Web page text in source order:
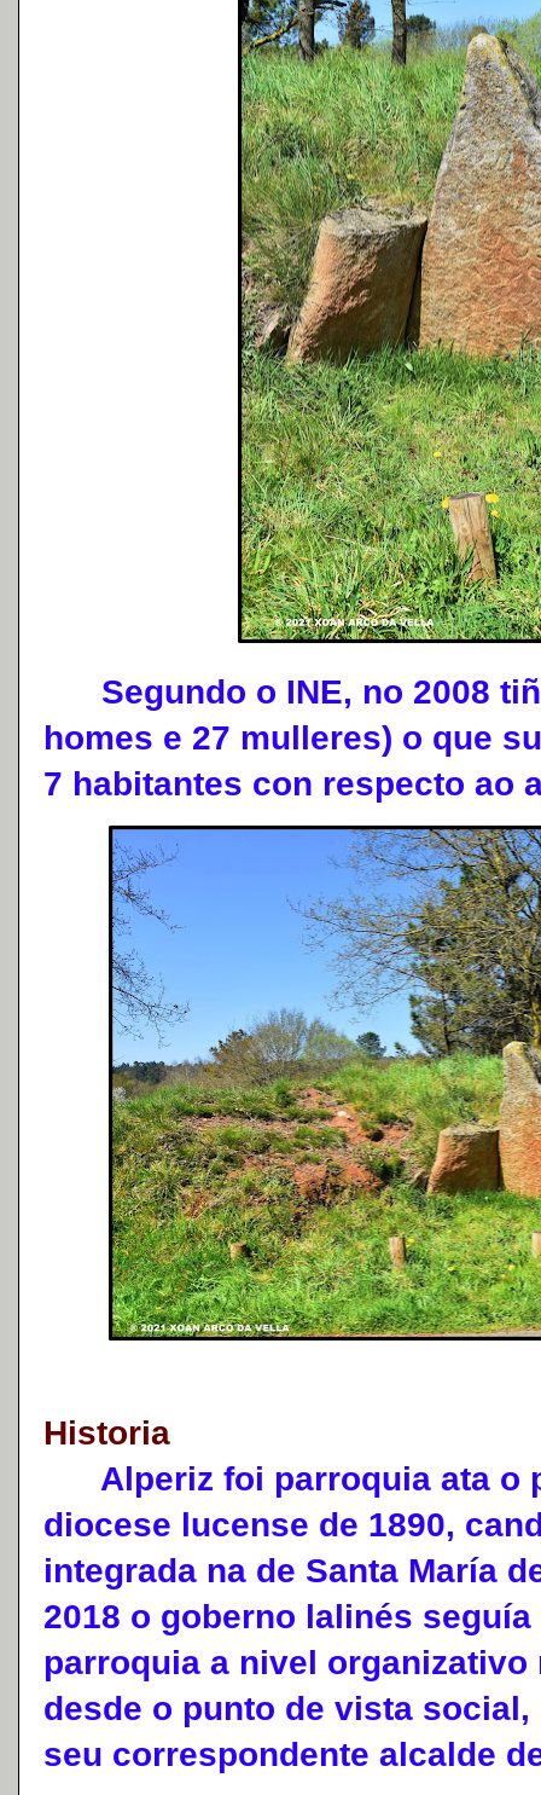
Segundo o INE, no 2008
homes e 27 mulleres) o que
7 habitantes con respecto ao
Historia
Alperiz foi parroquia ata o
diocese lucense de 1890,
integrada na de Santa María
2018 o goberno lalinés
parroquia a nivel
desde o punto de vista
seu correspondente alcalde